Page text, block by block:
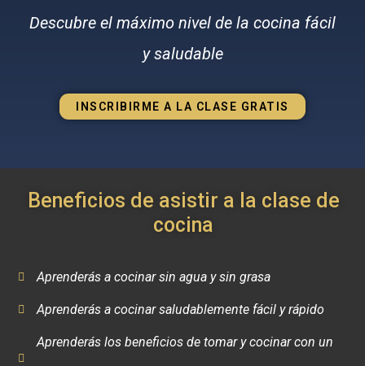
Descubre el máximo nivel de la cocina fácil
y saludable
INSCRIBIRME A LA CLASE GRATIS
Beneficios de asistir a la clase de
cocina
Aprenderás a cocinar sin agua y sin grasa
Aprenderás a cocinar saludablemente fácil y rápido
Aprenderás los beneficios de tomar y cocinar con un